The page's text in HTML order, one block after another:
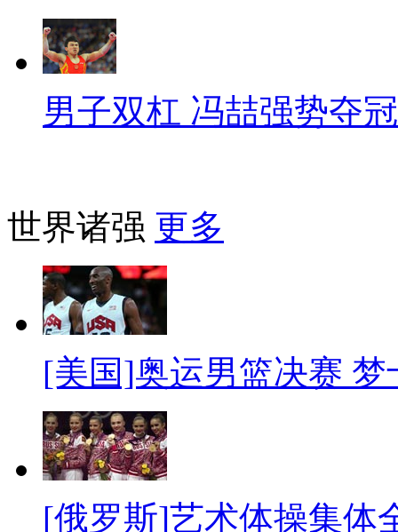
男子双杠 冯喆强势夺冠
世界诸强 更多
[美国]奥运男篮决赛
[俄罗斯]艺术体操集体